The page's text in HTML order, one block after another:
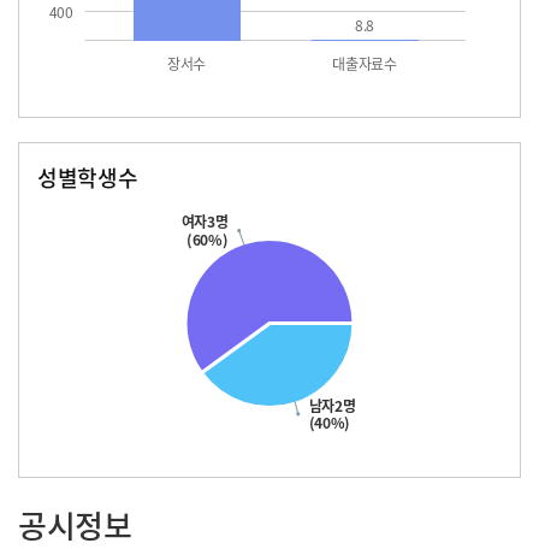
400
장서수 대출자료수
8.8
성별학생수
남자2명
(40%)
여자3명
(60%)
공시정보